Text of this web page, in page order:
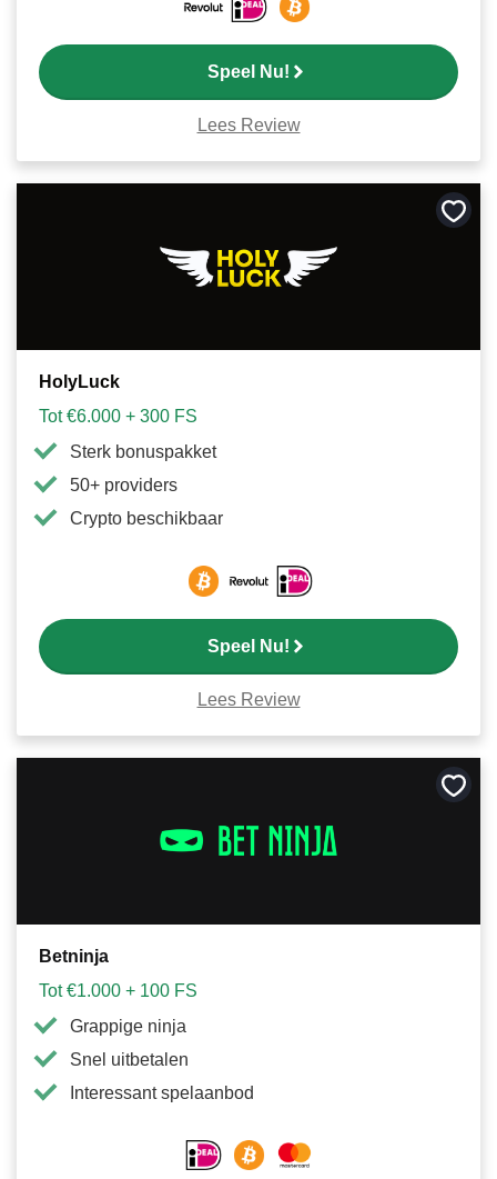
Speel Nu!
Lees Review
HolyLuck
Tot €6.000 + 300 FS
Sterk bonuspakket
50+ providers
Crypto beschikbaar
Speel Nu!
Lees Review
Betninja
Tot €1.000 + 100 FS
Grappige ninja
Snel uitbetalen
Interessant spelaanbod